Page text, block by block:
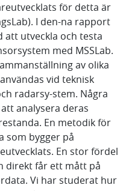
för detta är
I den-na rapport
att utveckla och testa
med MSSLab.
av olika
vid teknisk
radarsy-stem. Några
analysera deras
En metodik för
som bygger på
En stor fördel
direkt får ett mått på
Vi har studerat hur